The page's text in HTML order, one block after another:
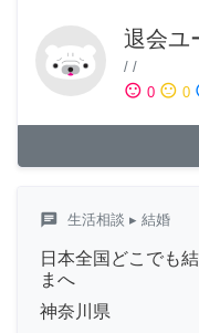
退会ユ
/ /
sentiment_satisfied 0 sentiment_neutral 0
chat 生活相談 ▸ 結婚
日本全国どこでも
まへ
神奈川県